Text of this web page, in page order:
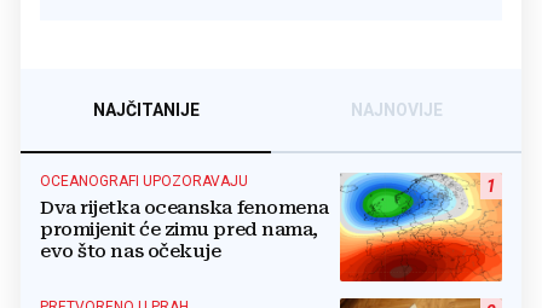
NAJČITANIJE NAJNOVIJE
1
OCEANOGRAFI UPOZORAVAJU
Dva rijetka oceanska fenomena
promijenit će zimu pred nama,
evo što nas očekuje